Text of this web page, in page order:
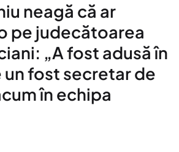
neagă că ar
pe judecătoarea
„A fost adusă în
fost secretar de
în echipa